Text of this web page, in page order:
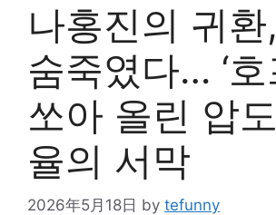
나홍진의 귀환
숨죽였다… ‘호
쏘아 올린 압
율의 서막
2026年5月18日 by tefunny